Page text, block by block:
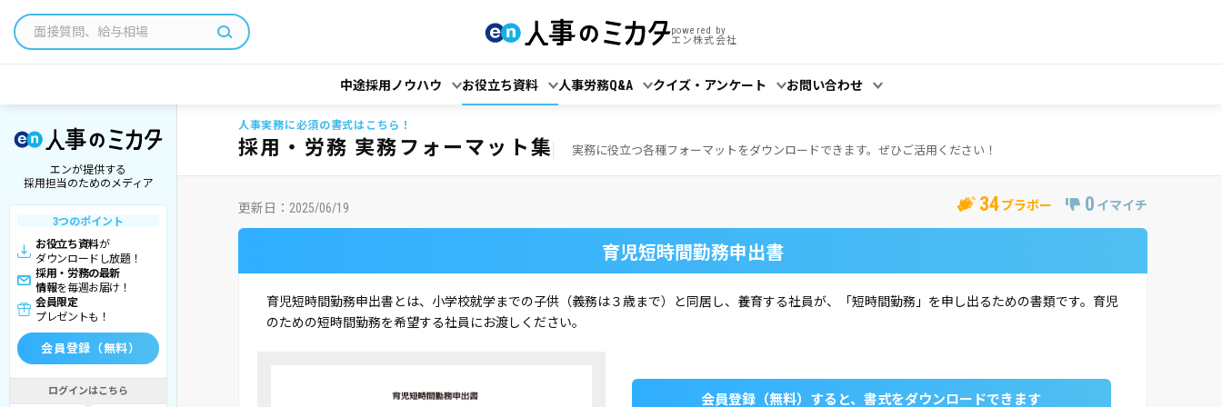
powered by
エン株式会社
中途採用ノウハウ お役立ち資料 人事労務Q&A クイズ・アンケート お問い合わせ
エンが提供する
採用担当のためのメディア
3つのポイント
お役立ち資料が
ダウンロードし放題！
採用・労務の最新
情報を毎週お届け！
会員限定
プレゼントも！
会員登録（無料）
ログインはこちら
人事実務に必須の書式はこちら！
採用・労務 実務フォーマット集 実務に役立つ各種フォーマットをダウンロードできます。ぜひご活用ください！
更新日： 2025/06/19 34ブラボー 0 イマイチ
育児短時間勤務申出書
育児短時間勤務申出書とは、小学校就学までの子供（義務は３歳まで）と同居し、養育する社員が、「短時間勤務」を申し出るための書類です。育児
のための短時間勤務を希望する社員にお渡しください。
会員登録（無料）すると、書式をダウンロードできます